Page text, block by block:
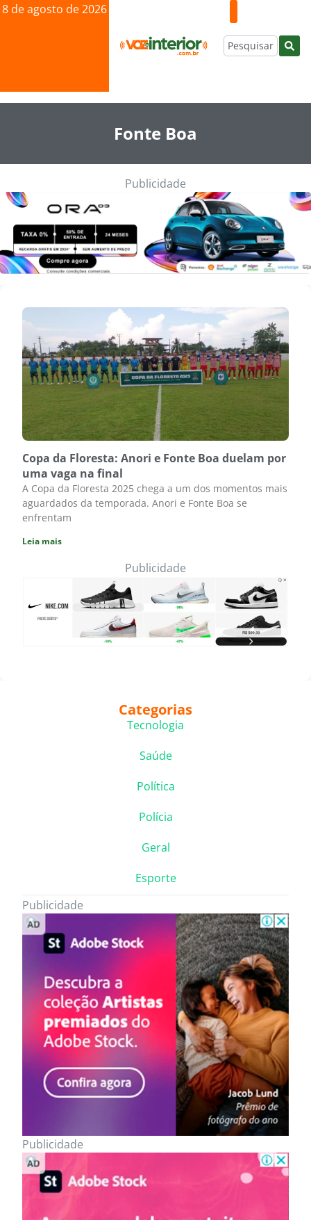
8 de agosto de 2026
Fonte Boa
Publicidade
Copa da Floresta: Anori e Fonte Boa duelam por
uma vaga na final
A Copa da Floresta 2025 chega a um dos momentos mais
aguardados da temporada. Anori e Fonte Boa se
enfrentam
Leia mais
Publicidade
Categorias
Tecnologia
Saúde
Política
Polícia
Geral
Esporte
Publicidade
Publicidade